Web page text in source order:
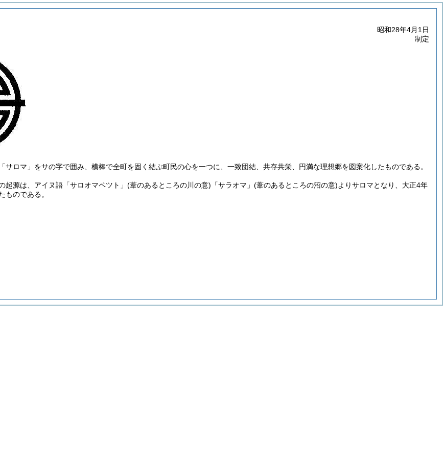
昭和28年4月1日
制定
サロマ」をサの字で囲み、横棒で全町を固く結ぶ町民の心を一つに、一致団結、共存共栄、円満な理想郷を図案化したものである。
起源は、アイヌ語「サロオマペツト」 (葦のあるところの川の意) 「サラオマ」 (葦のあるところの沼の意)よりサロマとなり、大正4年
ものである。